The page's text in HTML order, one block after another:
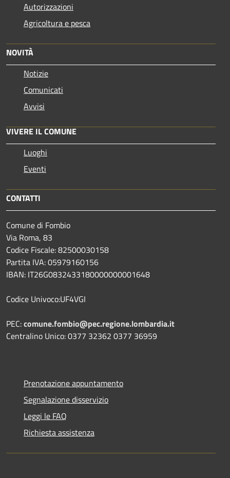
Autorizzazioni
Agricoltura e pesca
NOVITÀ
Notizie
Comunicati
Avvisi
VIVERE IL COMUNE
Luoghi
Eventi
CONTATTI
Comune di Fombio
Via Roma, 83
Codice Fiscale: 82500030158
Partita IVA: 05979160156
IBAN: IT26G0832433180000000001648
Codice Univoco:UF4VGI
PEC:comune.fombio@pec.regione.lombardia.it
Centralino Unico: 0377 32362 0377 36959
Prenotazione appuntamento
Segnalazione disservizio
Leggi le FAQ
Richiesta assistenza